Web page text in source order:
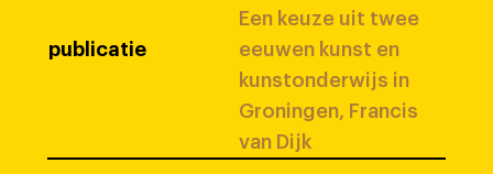
publicatie
Een keuze uit twee
eeuwen kunst en
kunstonderwijs in
Groningen, Francis
van Dijk